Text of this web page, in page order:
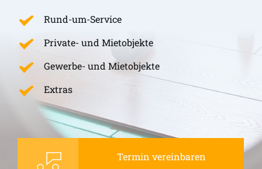
Rund-um-Service
Private- und Mietobjekte
Gewerbe- und Mietobjekte
Extras
Termin vereinbaren